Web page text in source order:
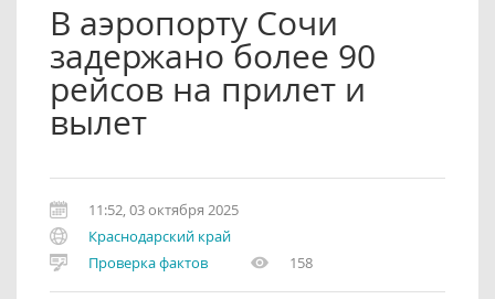
В аэропорту Сочи
задержано более 90
рейсов на прилет и
вылет
11:52, 03 октября 2025
Краснодарский край
Проверка фактов
158